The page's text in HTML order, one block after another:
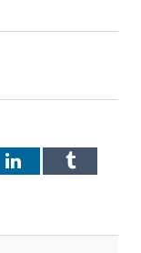
LinkedInTumblr